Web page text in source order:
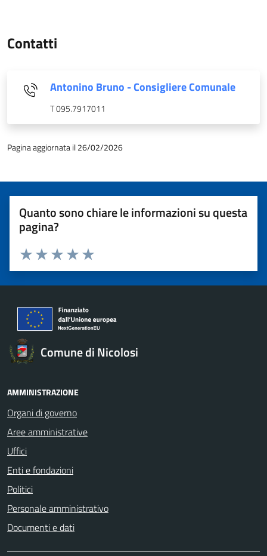
Contatti
Antonino Bruno - Consigliere Comunale
T 095.7917011
Pagina aggiornata il 26/02/2026
Quanto sono chiare le informazioni su questa
pagina?
Valuta 5 stelle su 5
Valuta 4 stelle su 5
Valuta 3 stelle su 5
Valuta 2 stelle su 5
Valuta 1 stelle su 5
Comune di Nicolosi
AMMINISTRAZIONE
Organi di governo
Aree amministrative
Uffici
Enti e fondazioni
Politici
Personale amministrativo
Documenti e dati